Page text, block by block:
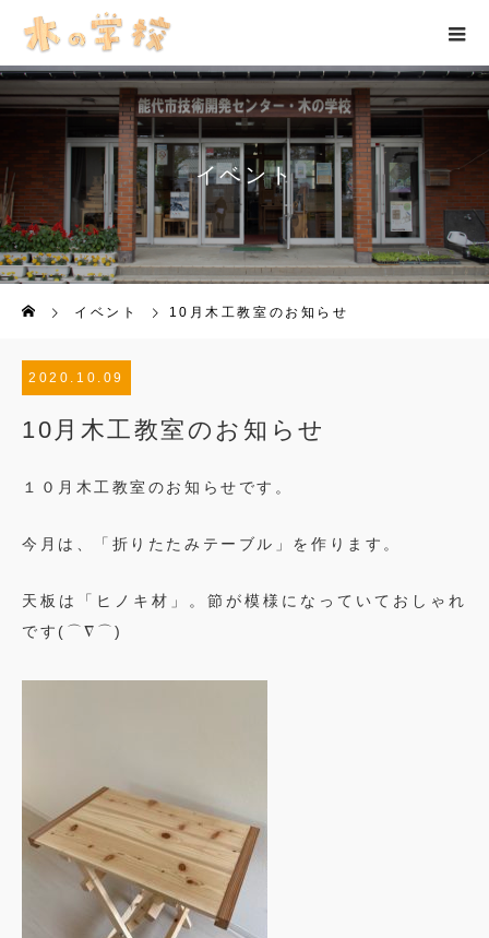
イベント
イベント 10月木工教室のお知らせ
2020.10.09
10月木工教室のお知らせ
１０月木工教室のお知らせです。
今月は、「折りたたみテーブル」を作ります。
天板は「ヒノキ材」。節が模様になっていておしゃれ
です(⌒∇⌒)